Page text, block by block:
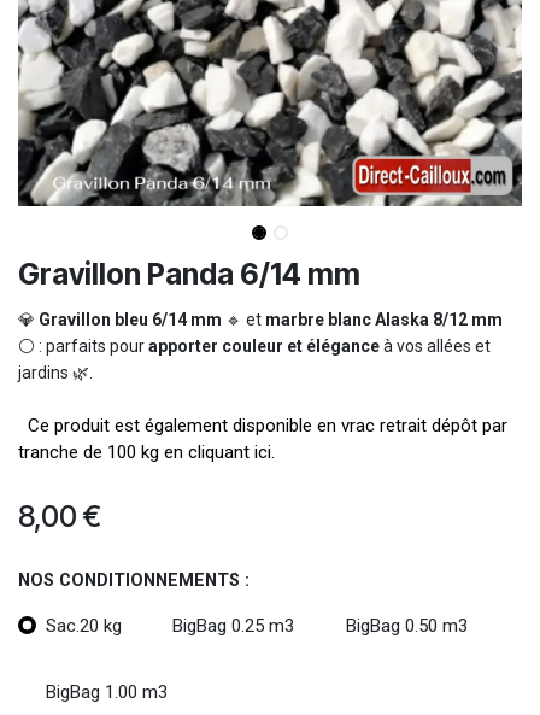
Gravillon Panda 6/14 mm
💎 Gravillon bleu 6/14 mm 🔹 et marbre blanc Alaska 8/12 mm
⚪ : parfaits pourapporter couleur et éléganceà vos allées et
jardins 🌿.
Ce produit est également disponible en vrac retrait dépôt par
tranche de 100 kg en cliquant ici.
8,00 €
NOS CONDITIONNEMENTS :
Sac.20 kg BigBag 0.25 m3 BigBag 0.50 m3
BigBag 1.00 m3